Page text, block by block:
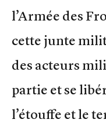
l’Armée des
cette junte
des acteurs
partie et se
l’étouffe et le